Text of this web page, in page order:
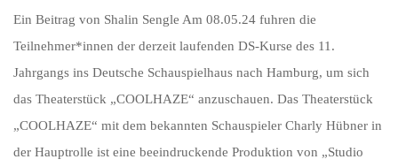
Ein Beitrag von Shalin Sengle Am 08.05.24 fuhren die
Teilnehmer*innen der derzeit laufenden DS-Kurse des 11.
Jahrgangs ins Deutsche Schauspielhaus nach Hamburg, um sich
das Theaterstück „COOLHAZE“ anzuschauen. Das Theaterstück
„COOLHAZE“ mit dem bekannten Schauspieler Charly Hübner in
der Hauptrolle ist eine beeindruckende Produktion von „Studio